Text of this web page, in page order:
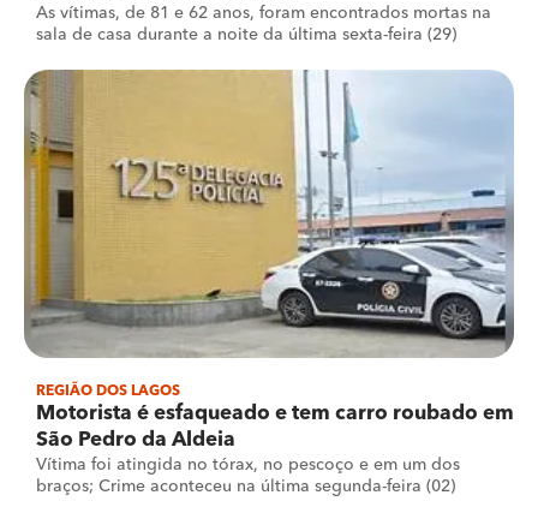
As vítimas, de 81 e 62 anos, foram encontrados mortas na
sala de casa durante a noite da última sexta-feira (29)
REGIÃO DOS LAGOS
Motorista é esfaqueado e tem carro roubado em
São Pedro da Aldeia
Vítima foi atingida no tórax, no pescoço e em um dos
braços; Crime aconteceu na última segunda-feira (02)